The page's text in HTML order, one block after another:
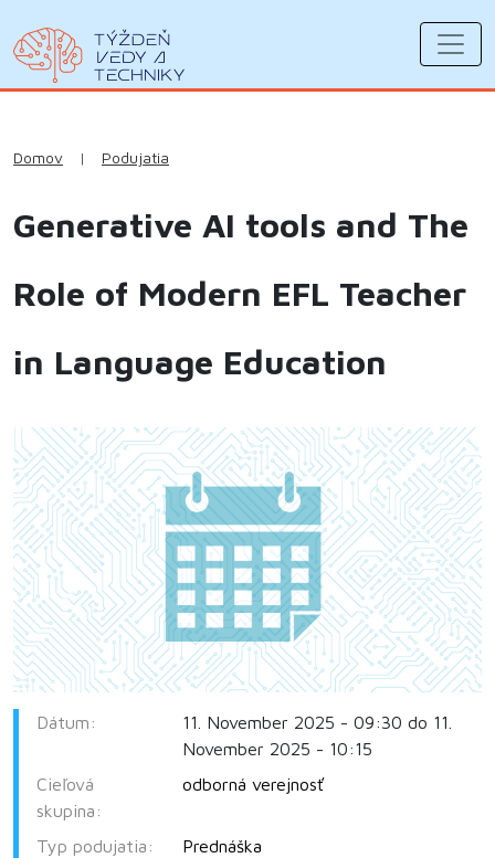
Domov | Podujatia
Generative AI tools and The
Role of Modern EFL Teacher
in Language Education
Dátum:
11. November 2025 - 09:30 do 11.
November 2025 - 10:15
Cieľová
skupina:
odborná verejnosť
Typ podujatia:
Prednáška